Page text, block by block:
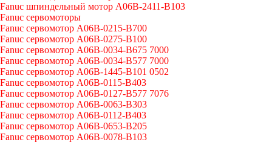
Fanuc шпиндельный мотор A06B-2411-B103
Fanuc сервомоторы
Fanuc сервомотор A06B-0215-B700
Fanuc сервомотор A06B-0275-B100
Fanuc сервомотор A06B-0034-B675 7000
Fanuc сервомотор A06B-0034-B577 7000
Fanuc сервомотор A06B-1445-B101 0502
Fanuc сервомотор A06B-0115-B403
Fanuc сервомотор A06B-0127-B577 7076
Fanuc сервомотор A06B-0063-B303
Fanuc сервомотор A06B-0112-B403
Fanuc сервомотор A06B-0653-B205
Fanuc сервомотор A06B-0078-B103